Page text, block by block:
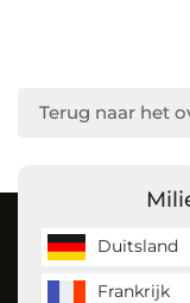
Duitsland
Frankrijk
Terug naar het
Over ons